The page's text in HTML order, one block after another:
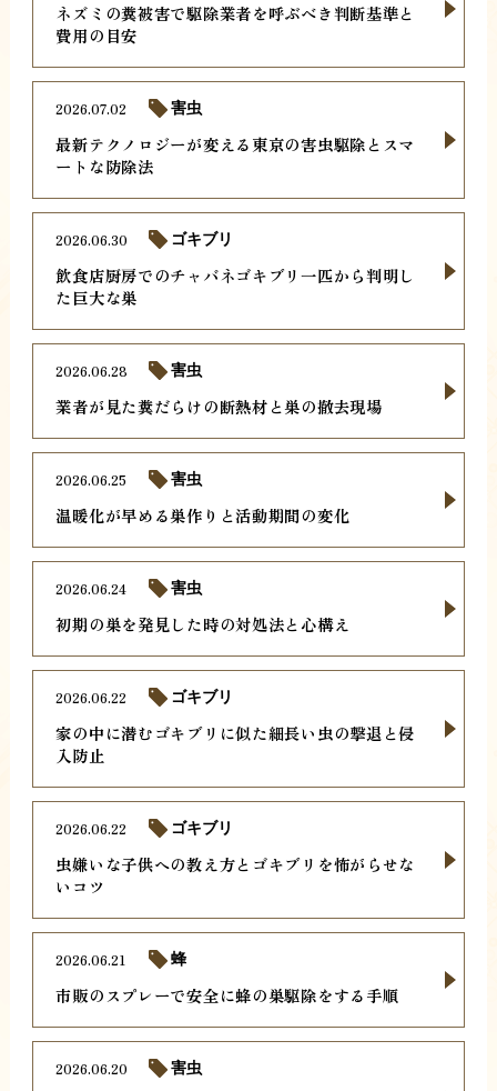
ネズミの糞被害で駆除業者を呼ぶべき判断基準と
費用の目安
最新テクノロジーが変える東京の害虫駆除とスマ
ートな防除法
2026.07.02 害虫
飲食店厨房でのチャバネゴキブリ一匹から判明し
た巨大な巣
2026.06.30 ゴキブリ
業者が見た糞だらけの断熱材と巣の撤去現場
2026.06.28 害虫
温暖化が早める巣作りと活動期間の変化
2026.06.25 害虫
初期の巣を発見した時の対処法と心構え
2026.06.24 害虫
家の中に潜むゴキブリに似た細長い虫の撃退と侵
入防止
2026.06.22 ゴキブリ
虫嫌いな子供への教え方とゴキブリを怖がらせな
いコツ
2026.06.22 ゴキブリ
市販のスプレーで安全に蜂の巣駆除をする手順
2026.06.21 蜂
2026.06.20 害虫